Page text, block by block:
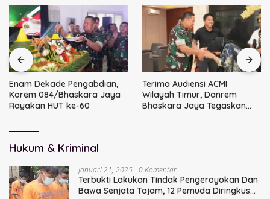
Enam Dekade Pengabdian,
Korem 084/Bhaskara Jaya
Rayakan HUT ke-60
Terima Audiensi ACMI
Wilayah Timur, Danrem
Bhaskara Jaya Tegaskan
Hukum & Kriminal
Januari 21, 2025 0 Komentar
Terbukti Lakukan Tindak Pengeroyokan Dan
Bawa Senjata Tajam, 12 Pemuda Diringkus